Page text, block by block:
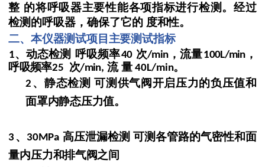
整 的将呼吸器主要性能各项指标进行检测。经过
检测的呼吸器，确保了它的 度和性。
二、本仪器测试项目主要测试指标
1、动态检测 呼吸频率40 次/min，流量100L/min，
呼吸频率25 次/min,流 量 40L/min。
2 、静态检测 可测供气阀开启压力的负压值和
面罩内静态压力值。
3 、 30MPa 高压泄漏检测 可测各管路的气密性和面
量内压力和排气阀之间